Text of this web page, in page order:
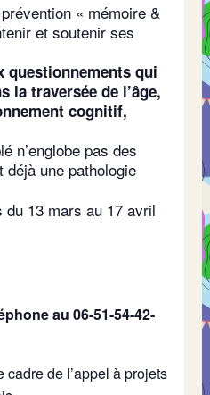
« mémoire &
et soutenir ses
questionnements qui
la traversée de l’âge,
cognitif,
n’englobe pas des
déjà une pathologie
du 13 mars au 17 avril
au 06-51-54-42-
de l’appel à projets